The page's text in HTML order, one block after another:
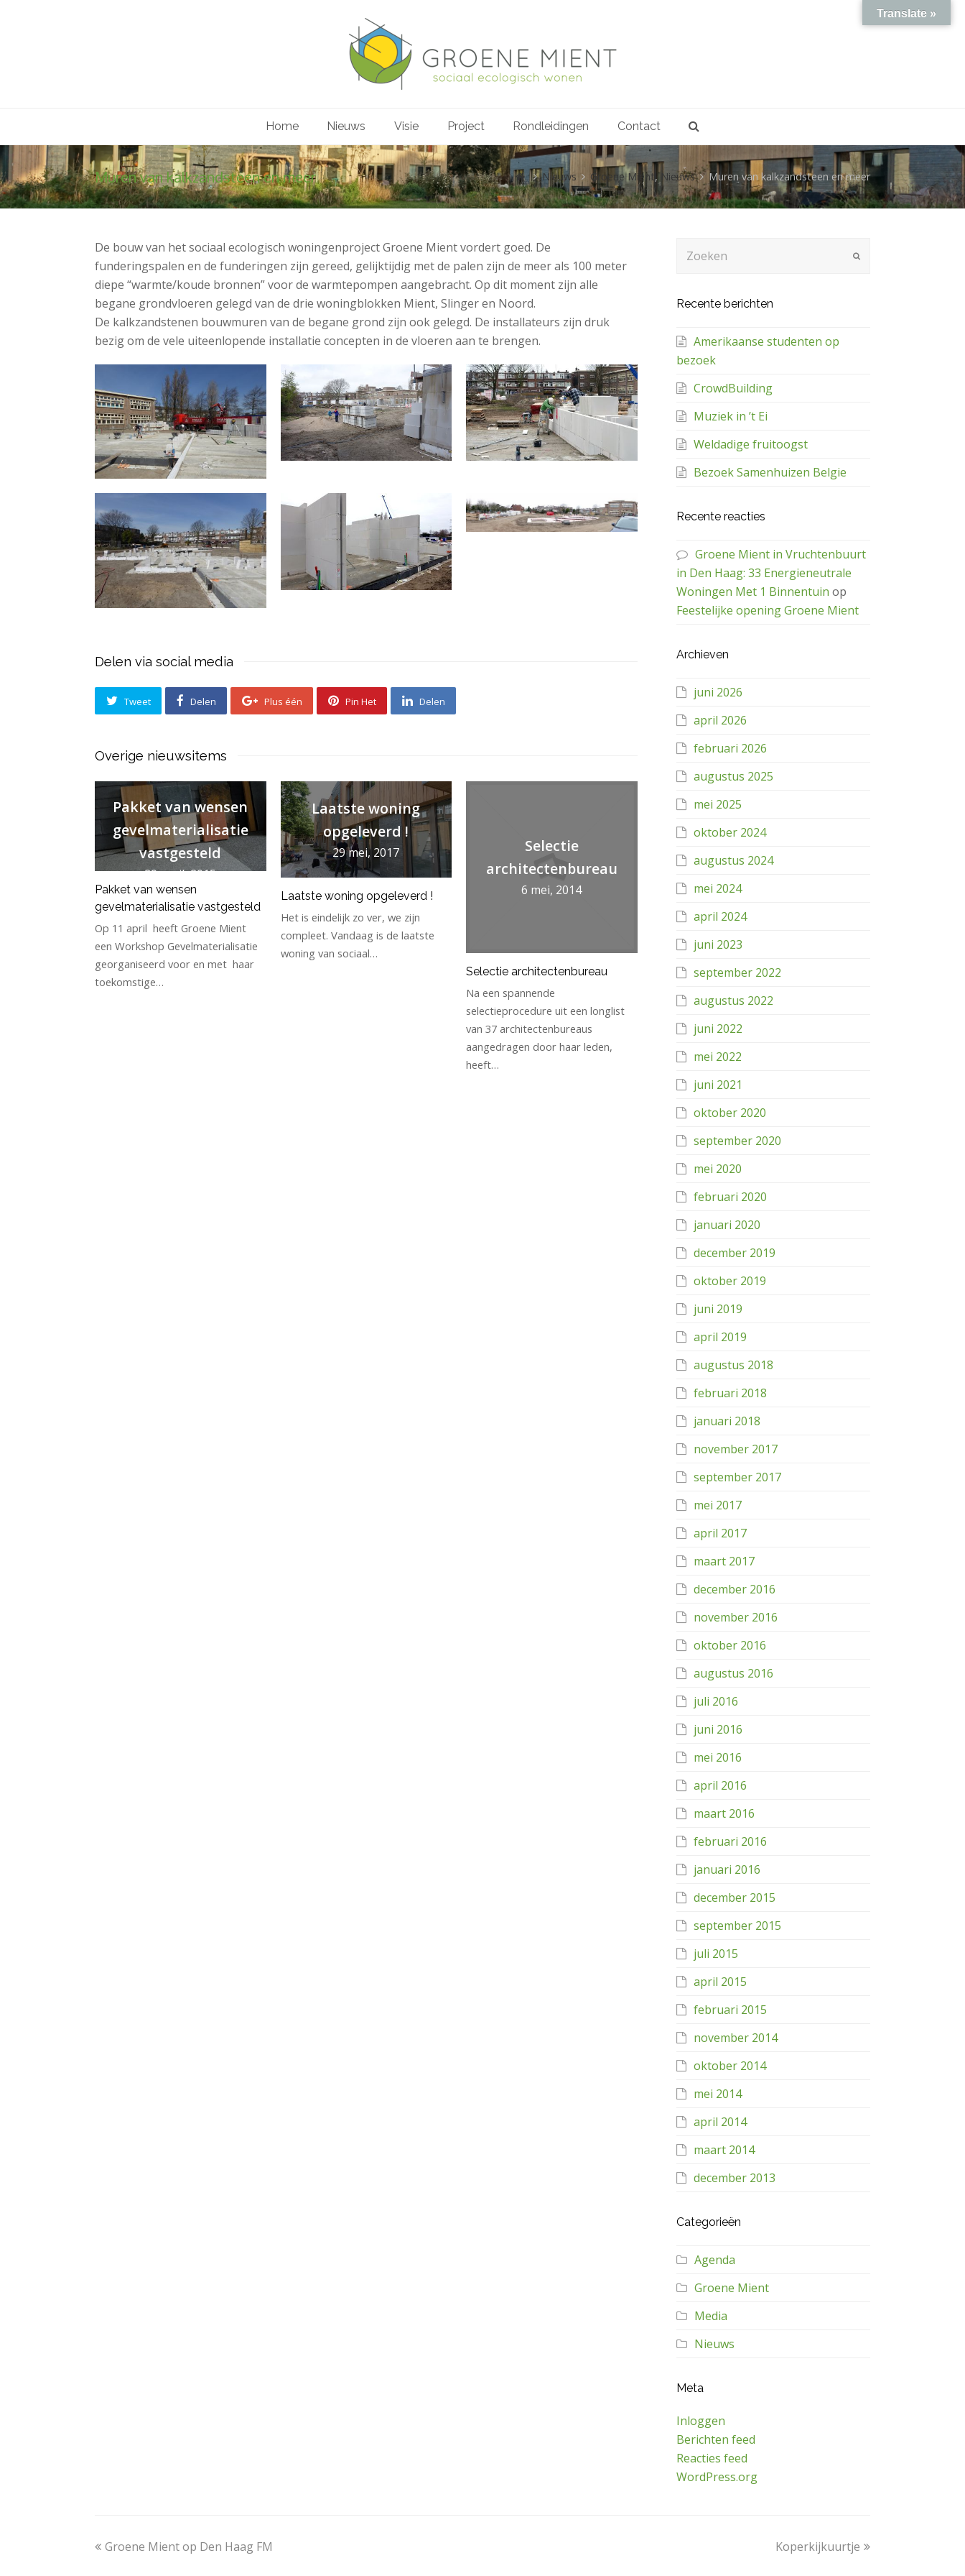
Home Nieuws Visie Project Rondleidingen Contact
Muren van kalkzandsteen en meer Nieuws Groene Mient, Nieuws Muren van kalkzandsteen en meer
De bouw van het sociaal ecologisch woningenproject Groene Mient vordert goed. De
funderingspalen en de funderingen zijn gereed, gelijktijdig met de palen zijn de meer als 100 meter
diepe “warmte/koude bronnen” voor de warmtepompen aangebracht. Op dit moment zijn alle
begane grondvloeren gelegd van de drie woningblokken Mient, Slinger en Noord.
De kalkzandstenen bouwmuren van de begane grond zijn ook gelegd. De installateurs zijn druk
bezig om de vele uiteenlopende installatie concepten in de vloeren aan te brengen.
Delen via social media
Tweet Delen Plus één Pin Het Delen
Overige nieuwsitems
Pakket van wensen
gevelmaterialisatie
vastgesteld
29 april, 2015
Pakket van wensen
gevelmaterialisatie vastgesteld
Op 11 april heeft Groene Mient
een Workshop Gevelmaterialisatie
georganiseerd voor en met haar
toekomstige…
Laatste woning
opgeleverd !
29 mei, 2017
Laatste woning opgeleverd !
Het is eindelijk zo ver, we zijn
compleet. Vandaag is de laatste
woning van sociaal…
Selectie
architectenbureau
6 mei, 2014
Selectie architectenbureau
Na een spannende
selectieprocedure uit een longlist
van 37 architectenbureaus
aangedragen door haar leden,
heeft…
Recente berichten
Amerikaanse studenten op
bezoek
CrowdBuilding
Muziek in ’t Ei
Weldadige fruitoogst
Bezoek Samenhuizen Belgie
Recente reacties
Groene Mient in Vruchtenbuurt
in Den Haag: 33 Energieneutrale
Woningen Met 1 Binnentuin op
Feestelijke opening Groene Mient
Archieven
juni 2026
april 2026
februari 2026
augustus 2025
mei 2025
oktober 2024
augustus 2024
mei 2024
april 2024
juni 2023
september 2022
augustus 2022
juni 2022
mei 2022
juni 2021
oktober 2020
september 2020
mei 2020
februari 2020
januari 2020
december 2019
oktober 2019
juni 2019
april 2019
augustus 2018
februari 2018
januari 2018
november 2017
september 2017
mei 2017
april 2017
maart 2017
december 2016
november 2016
oktober 2016
augustus 2016
juli 2016
juni 2016
mei 2016
april 2016
maart 2016
februari 2016
januari 2016
december 2015
september 2015
juli 2015
april 2015
februari 2015
november 2014
oktober 2014
mei 2014
april 2014
maart 2014
december 2013
Categorieën
Agenda
Groene Mient
Media
Nieuws
Meta
Inloggen
Berichten feed
Reacties feed
WordPress.org
previous
Groene Mient op Den Haag FM
next
Koperkijkuurtje
Translate »